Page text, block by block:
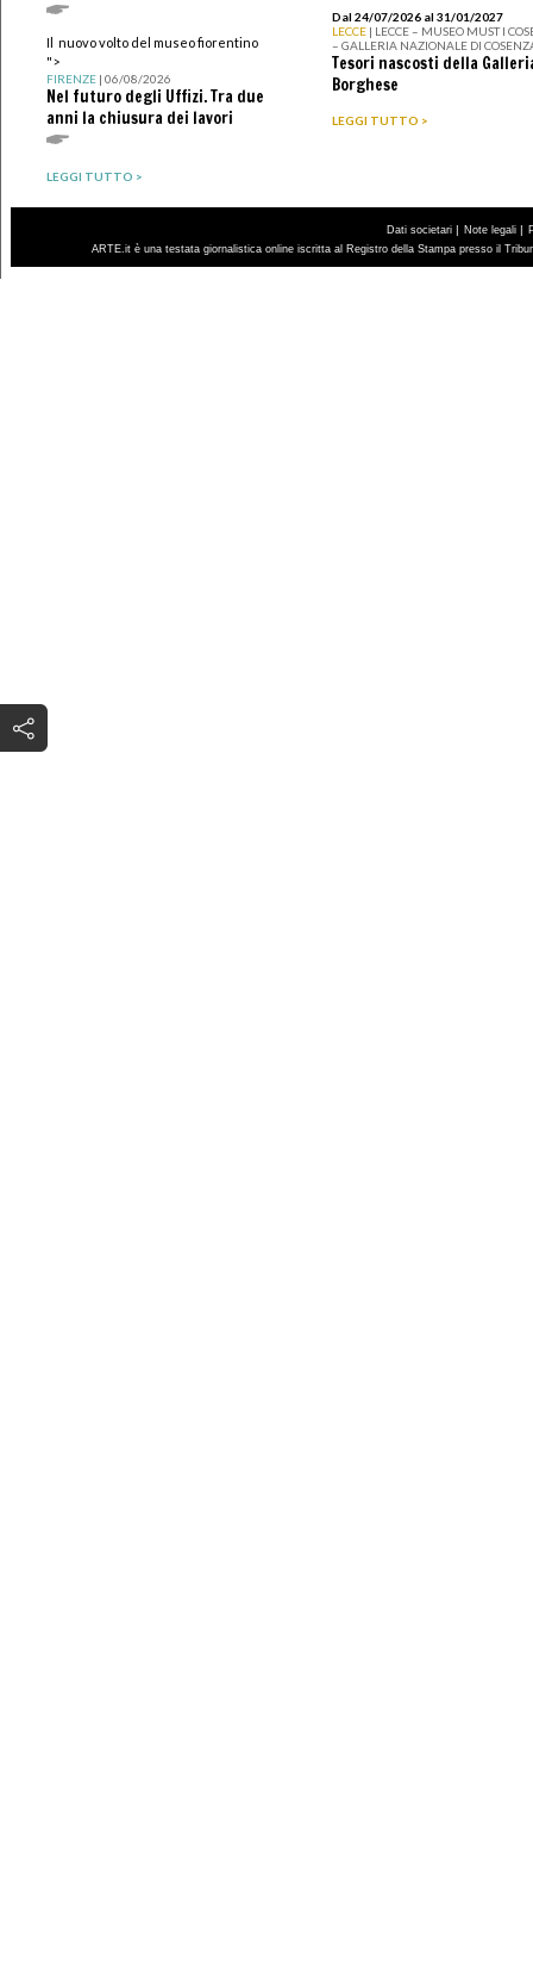
Il nuovo volto del museo fiorentino
">
FIRENZE| 06/08/2026
Nel futuro degli Uffizi. Tra due
anni la chiusura dei lavori
LEGGI TUTTO >
Dal 24/07/2026 al 31/01/2027
LECCE | LECCE – MUSEO MUST I
– GALLERIA NAZIONALE DI
Tesori nascosti della
Borghese
LEGGI TUTTO >
Dati societari | Note legali |
ARTE.it è una testata giornalistica online iscritta al Registro della Stampa presso il